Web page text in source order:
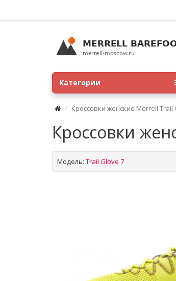
Категории
Кроссовки женские Merrell Trail
Кроссовки
Модель: Trail Glove 7